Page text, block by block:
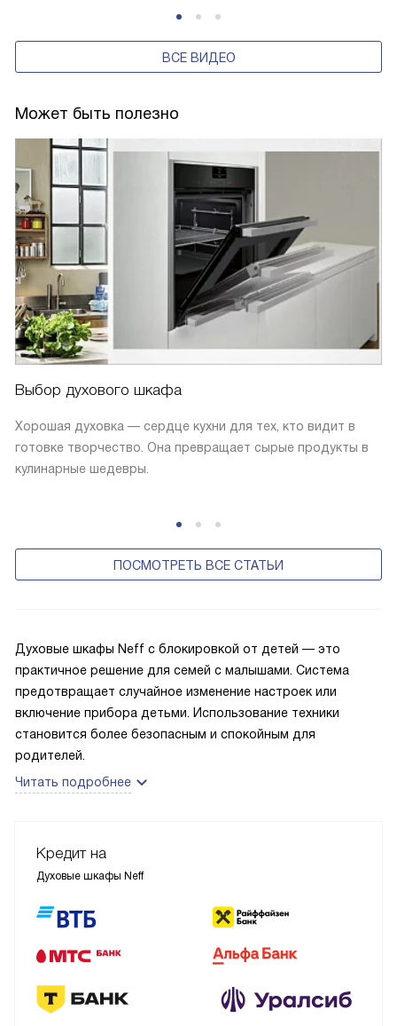
ВСЕ ВИДЕО
Может быть полезно
Выбор духового шкафа
Хорошая духовка — сердце кухни для тех, кто видит в
готовке творчество. Она превращает сырые продукты в
кулинарные шедевры.
ПОСМОТРЕТЬ ВСЕ СТАТЬИ
Духовые шкафы Neff с блокировкой от детей — это
практичное решение для семей с малышами. Система
предотвращает случайное изменение настроек или
включение прибора детьми. Использование техники
становится более безопасным и спокойным для
родителей.
Читать подробнее
Кредит на
Духовые шкафы Neff